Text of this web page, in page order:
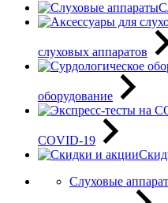
слуховых аппаратов
оборудование
COVID-19
Слуховые